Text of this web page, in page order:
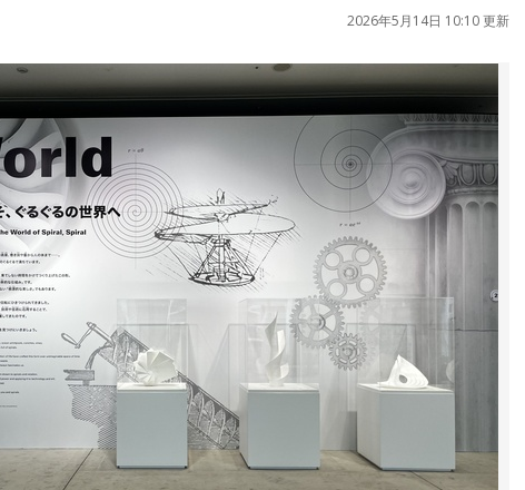
2026年5月14日 10:10 更新